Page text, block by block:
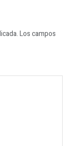
Los campos